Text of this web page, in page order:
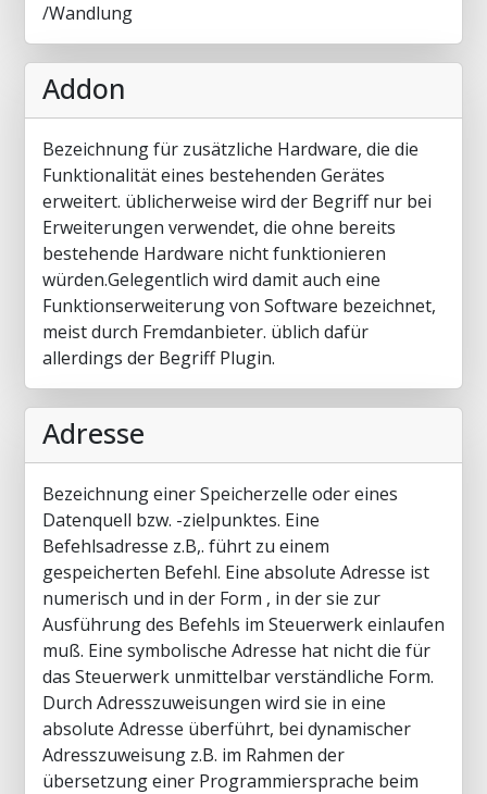
/Wandlung
Addon
Bezeichnung für zusätzliche Hardware, die die
Funktionalität eines bestehenden Gerätes
erweitert. üblicherweise wird der Begriff nur bei
Erweiterungen verwendet, die ohne bereits
bestehende Hardware nicht funktionieren
würden.Gelegentlich wird damit auch eine
Funktionserweiterung von Software bezeichnet,
meist durch Fremdanbieter. üblich dafür
allerdings der Begriff Plugin.
Adresse
Bezeichnung einer Speicherzelle oder eines
Datenquell bzw. -zielpunktes. Eine
Befehlsadresse z.B,. führt zu einem
gespeicherten Befehl. Eine absolute Adresse ist
numerisch und in der Form , in der sie zur
Ausführung des Befehls im Steuerwerk einlaufen
muß. Eine symbolische Adresse hat nicht die für
das Steuerwerk unmittelbar verständliche Form.
Durch Adresszuweisungen wird sie in eine
absolute Adresse überführt, bei dynamischer
Adresszuweisung z.B. im Rahmen der
übersetzung einer Programmiersprache beim